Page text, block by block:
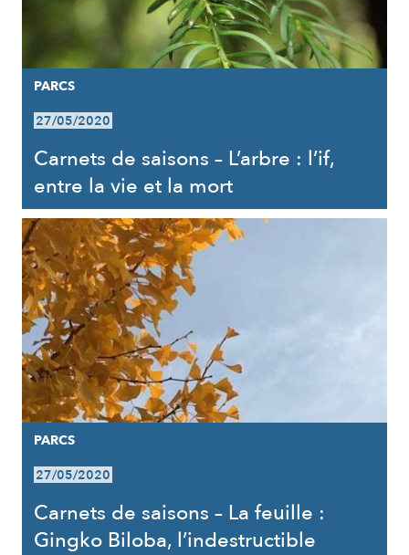
PARCS
27/05/2020
Carnets de saisons – L’arbre : l’if,
entre la vie et la mort
PARCS
27/05/2020
Carnets de saisons – La feuille :
Gingko Biloba, l’indestructible